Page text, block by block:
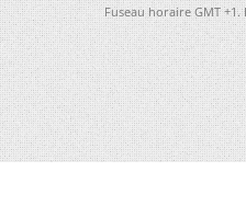
Fuseau horaire GMT